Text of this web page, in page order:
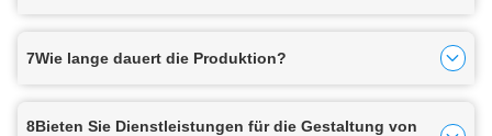
7Wie lange dauert die Produktion?
8Bieten Sie Dienstleistungen für die Gestaltung von